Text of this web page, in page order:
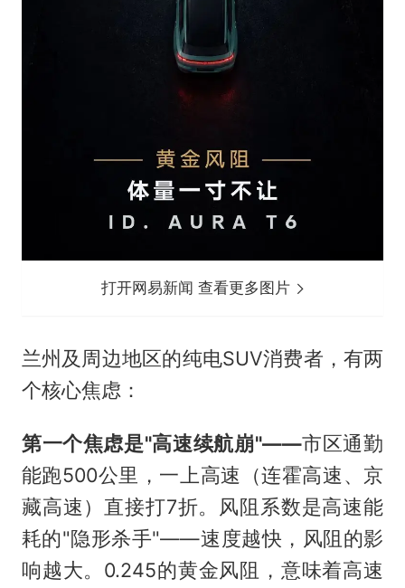
打开网易新闻 查看更多图片
兰州及周边地区的纯电SUV消费者，有两
个核心焦虑：
第一个焦虑是"高速续航崩"——市区通勤
能跑500公里，一上高速（连霍高速、京
藏高速）直接打7折。风阻系数是高速能
耗的"隐形杀手"——速度越快，风阻的影
响越大。0.245的黄金风阻，意味着高速